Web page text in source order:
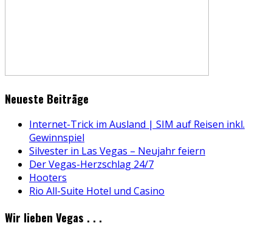
Neueste Beiträge
Internet-Trick im Ausland | SIM auf Reisen inkl.
Gewinnspiel
Silvester in Las Vegas – Neujahr feiern
Der Vegas-Herzschlag 24/7
Hooters
Rio All-Suite Hotel und Casino
Wir lieben Vegas . . .